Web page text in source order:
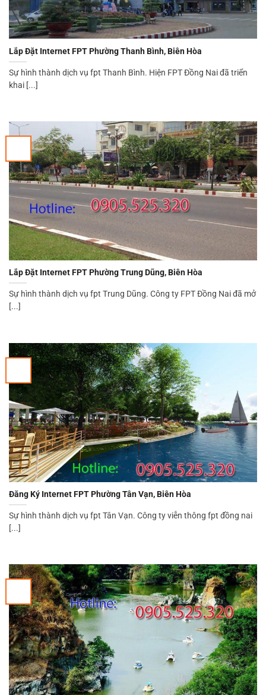
Lắp Đặt Internet FPT Phường Thanh Bình, Biên Hòa
Sự hình thành dịch vụ fpt Thanh Bình. Hiện FPT Đồng Nai đã triển
khai [...]
Lắp Đặt Internet FPT Phường Trung Dũng, Biên Hòa
Sự hình thành dịch vụ fpt Trung Dũng. Công ty FPT Đồng Nai đã mở
[...]
Đăng Ký Internet FPT Phường Tân Vạn, Biên Hòa
Sự hình thành dịch vụ fpt Tân Vạn. Công ty viễn thông fpt đồng nai
[...]